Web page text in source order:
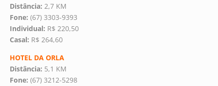
Distância: 2,7 KM
Fone: (67) 3303-9393
Individual: R$ 220,50
Casal: R$ 264,60
HOTEL DA ORLA
Distância: 5,1 KM
Fone: (67) 3212-5298